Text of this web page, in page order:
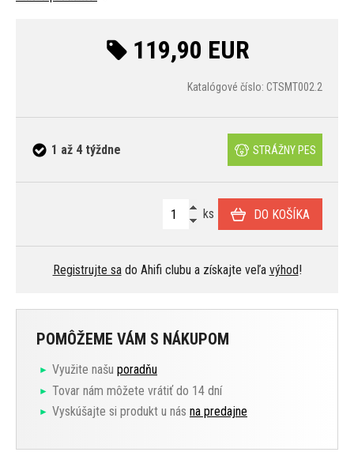
119,90 EUR
Katalógové číslo: CTSMT002.2
1 až 4 týždne STRÁŽNY PES
ks DO KOŠÍKA
Registrujte sado Ahifi clubu a získajte veľa výhod!
POMÔŽEME VÁM S NÁKUPOM
Využite našu poradňu
Tovar nám môžete vrátiť do 14 dní
Vyskúšajte si produkt u nás na predajne